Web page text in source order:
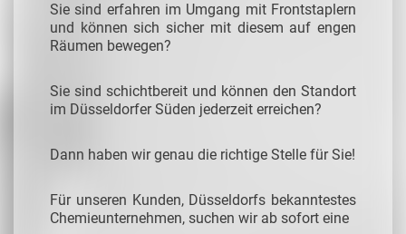
Sie sind erfahren im Umgang mit Frontstaplern
und können sich sicher mit diesem auf engen
Räumen bewegen?
Sie sind schichtbereit und können den Standort
im Düsseldorfer Süden jederzeit erreichen?
Dann haben wir genau die richtige Stelle für Sie!
Für unseren Kunden, Düsseldorfs bekanntestes
Chemieunternehmen, suchen wir ab sofort eine